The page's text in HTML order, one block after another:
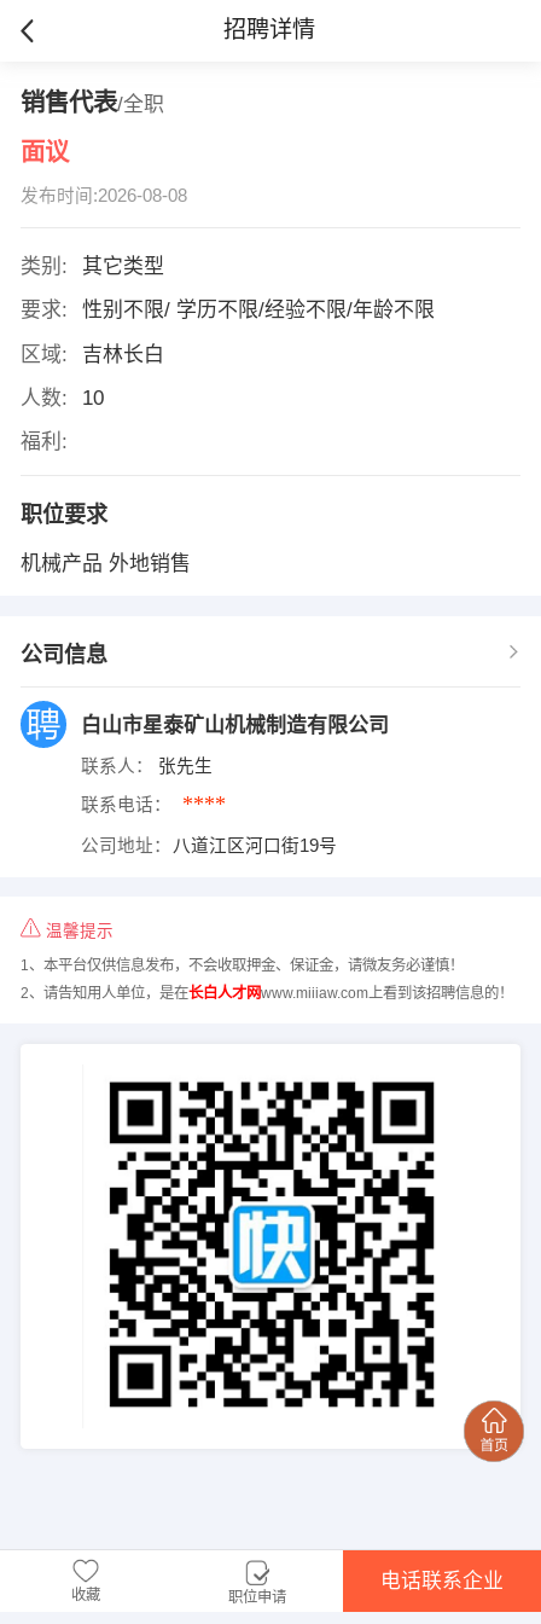
招聘详情
销售代表/全职
面议
发布时间:2026-08-08
类别:
其它类型
要求:
性别不限/ 学历不限/经验不限/年龄不限
区域:
吉林长白
人数:
10
福利:
职位要求
机械产品 外地销售
公司信息
白山市星泰矿山机械制造有限公司
联系人： 张先生
联系电话： ****
公司地址： 八道江区河口街19号
温馨提示
1、本平台仅供信息发布，不会收取押金、保证金，请微友务必谨慎！
2、请告知用人单位，是在长白人才网www.miiiaw.com上看到该招聘信息的！
收藏 职位申请
电话联系企业